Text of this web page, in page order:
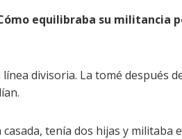
equilibraba su militancia
divisoria. La tomé después
tenía dos hijas y militaba